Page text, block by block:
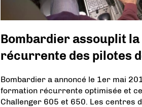
Bombardier assouplit
récurrente des pilotes
Bombardier a annoncé le 1er mai
formation récurrente optimisée et
Challenger 605 et 650. Les centres